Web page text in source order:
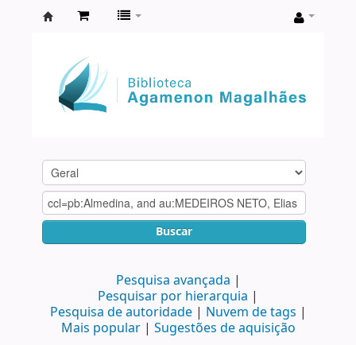
Agamenon
Magalhães
Buscar
Pesquisa avançada
Pesquisar por hierarquia
Pesquisa de autoridade
Nuvem de tags
Mais popular
Sugestões de aquisição